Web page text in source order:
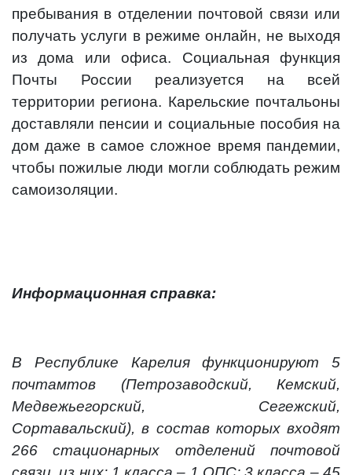
пребывания в отделении почтовой связи или
получать услуги в режиме онлайн, не выходя
из дома или офиса. Социальная функция
Почты России реализуется на всей
территории региона. Карельские почтальоны
доставляли пенсии и социальные пособия на
дом даже в самое сложное время пандемии,
чтобы пожилые люди могли соблюдать режим
самоизоляции.
Информационная справка:
В Республике Карелия функционируют 5
почтамтов (Петрозаводский, Кемский,
Медвежьегорский, Сегежский,
Сортавальский), в состав которых входят
266 стационарных отделений почтовой